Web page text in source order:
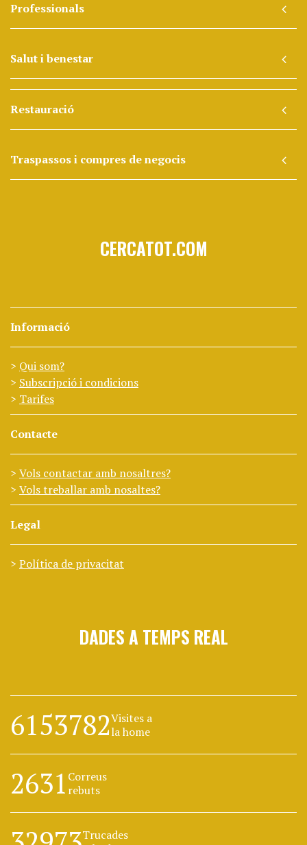
Professionals
Salut i benestar
Restauració
Traspassos i compres de negocis
CERCATOT.COM
Informació
Qui som?
Subscripció i condicions
Tarifes
Contacte
Vols contactar amb nosaltres?
Vols treballar amb nosaltes?
Legal
Política de privacitat
DADES A TEMPS REAL
6153782Visites a
la home
2631 Correus
rebuts
Trucades